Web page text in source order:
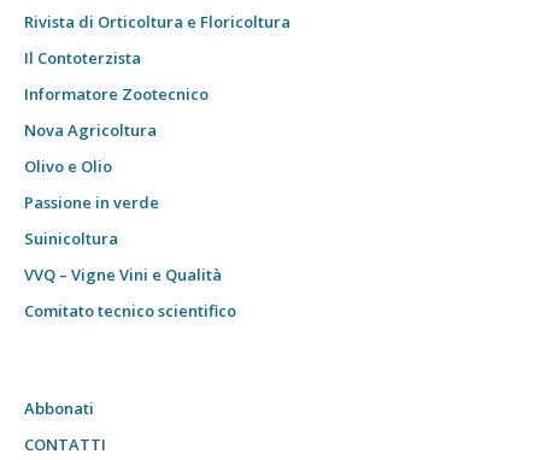
Rivista di Orticoltura e Floricoltura
Il Contoterzista
Informatore Zootecnico
Nova Agricoltura
Olivo e Olio
Passione in verde
Suinicoltura
VVQ – Vigne Vini e Qualità
Comitato tecnico scientifico
Abbonati
CONTATTI